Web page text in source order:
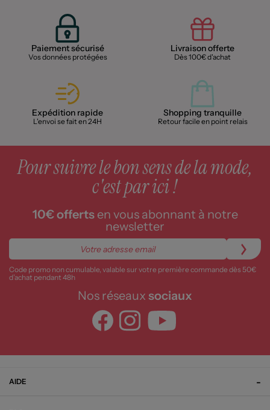
Paiement sécurisé
Vos données protégées
Livraison offerte
Dès 100€ d'achat
Expédition rapide
L'envoi se fait en 24H
Shopping tranquille
Retour facile en point relais
Pour suivre le bon sens de la mode,
c'est par ici !
10€ offertsen vous abonnant à notre
newsletter
Code promo non cumulable, valable sur votre première commande dès 50€
d’achat pendant 48h
Nos réseaux sociaux
AIDE